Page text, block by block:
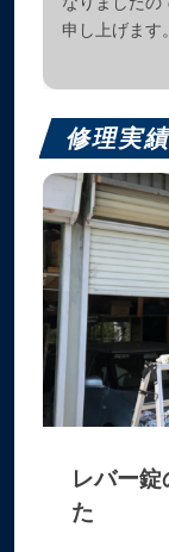
申し上げます。
修理実
レバー
た